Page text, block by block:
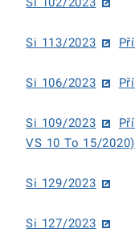
Si 113/2023
Si 106/2023
Si 109/2023
VS 10 To 15/2020)
Si 129/2023
Si 127/2023